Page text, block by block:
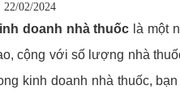
22/02/2024
doanh nhà thuốc là một
cộng với số lượng nhà
kinh doanh nhà thuốc,